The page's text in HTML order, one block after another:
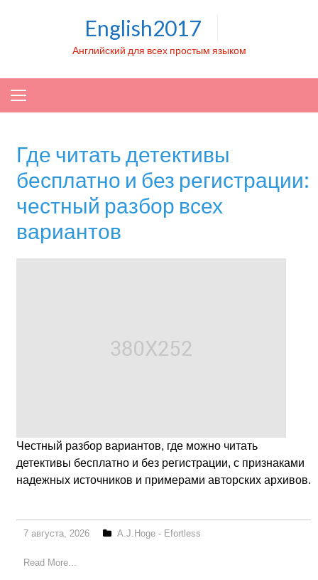
English2017
Английский для всех простым языком
Где читать детективы
бесплатно и без регистрации:
честный разбор всех
вариантов
Честный разбор вариантов, где можно читать
детективы бесплатно и без регистрации, с признаками
надежных источников и примерами авторских архивов.
7 августа, 2026 A.J.Hoge - Efortless
Read More...